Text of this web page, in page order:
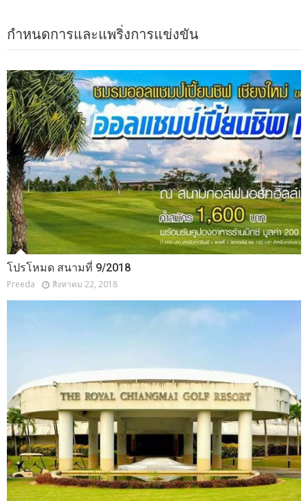
กำหนดการและแพริ่งการแข่งขัน
โปรโหมด สนามที่ 9/2018
Preeda สิงหาคม 22, 2018